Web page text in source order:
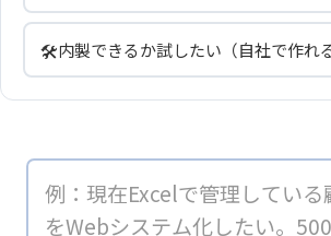
🛠️内製できるか試したい（自社で作れ